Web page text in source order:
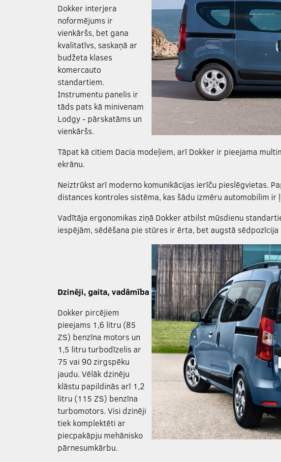
Dokker interjera
noformējums ir
vienkāršs, bet gana
kvalitatīvs, saskaņā ar
budžeta klases
komercauto
standartiem.
Instrumentu panelis ir
tāds pats kā minivenam
Lodgy - pārskatāms un
vienkāršs.
Tāpat kā citiem Dacia modeļiem, arī Dokker ir pieejama
ekrānu.
Neiztrūkst arī moderno komunikācijas ierīču pieslēgvietas.
distances kontroles sistēma, kas šādu izmēru automobilim ir
Vadītāja ergonomikas ziņā Dokker atbilst mūsdienu
iespējām, sēdēšana pie stūres ir ērta, bet augstā
Dzinēji, gaita, vadāmība
Dokker pircējiem
pieejams 1,6 litru (85
ZS) benzīna motors un
1,5 litru turbodīzelis ar
75 vai 90 zirgspēku
jaudu. Vēlāk dzinēju
klāstu papildinās arī 1,2
litru (115 ZS) benzīna
turbomotors. Visi dzinēji
tiek komplektēti ar
piecpakāpju mehānisko
pārnesumkārbu.